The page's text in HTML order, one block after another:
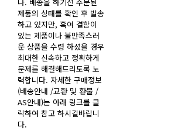
제품의 상태를 확인 후 발송
하고 있지만, 혹여 결함이
있는 제품이나 불만족스러
운 상품을 수령 하셨을 경우
최대한 신속하고 정확하게
문제를 해결해드리도록 노
력합니다. 자세한 구매정보
(배송안내 /교환 및 환불 /
AS안내)는 아래 링크를 클
릭하여 참고 하시길바랍니
다.